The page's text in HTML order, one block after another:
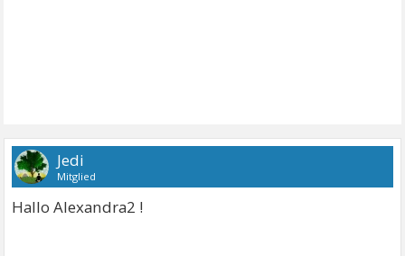
Jedi
Mitglied
Hallo Alexandra2 !